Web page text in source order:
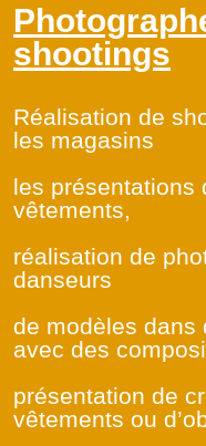
shootings
Réalisation de
les magasins
les présentations
vêtements,
réalisation de
danseurs
de modèles dans
avec des
présentation de
vêtements ou